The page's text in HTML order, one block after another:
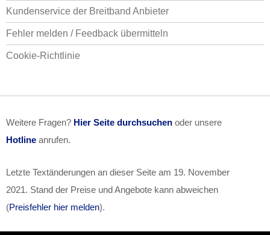
Kundenservice der Breitband Anbieter
Fehler melden / Feedback übermitteln
Cookie-Richtlinie
Weitere Fragen? Hier Seite durchsuchen oder unsere
Hotline anrufen.
Letzte Textänderungen an dieser Seite am 19. November
2021 . Stand der Preise und Angebote kann abweichen
(Preisfehler hier melden).